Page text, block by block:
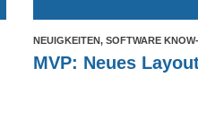
NEUIGKEITEN, SOFTWARE
MVP: Neues